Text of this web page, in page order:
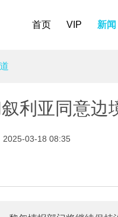
首页 VIP 新闻
利亚同意边
2025-03-18 08:35